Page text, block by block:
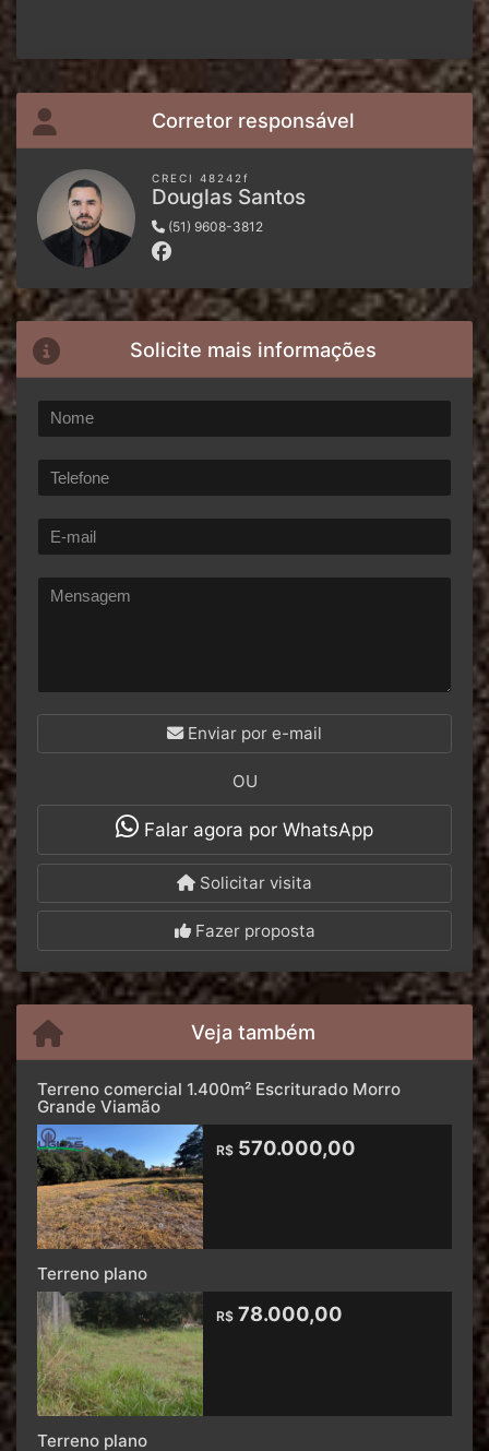
Corretor responsável
CRECI 48242f
Douglas Santos
(51) 9608-3812
Solicite mais informações
Enviar por e-mail
OU
Falar agora por WhatsApp
Solicitar visita
Fazer proposta
Veja também
Terreno comercial 1.400m² Escriturado Morro
Grande Viamão
R$ 570.000,00
Terreno plano
R$ 78.000,00
Terreno plano